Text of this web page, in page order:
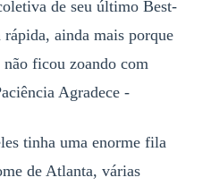
de seu último Best-
ainda mais porque
ficou zoando com
Agradece -
tinha uma enorme fila
de Atlanta, várias